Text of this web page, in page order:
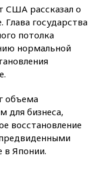
США рассказал о
государства
потолка
нормальной
объема
для бизнеса,
восстановление
в Японии.